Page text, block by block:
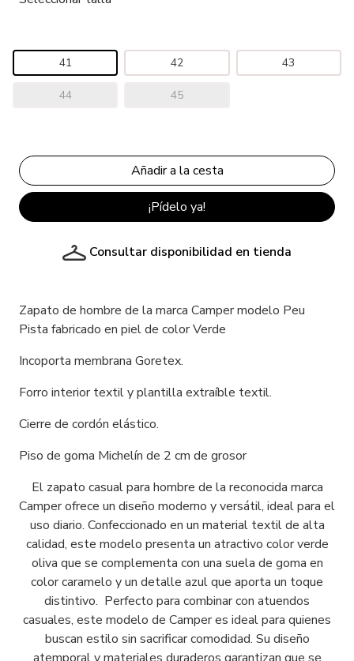
41 42 43
44 45
¡Pídelo ya!
Consultar disponibilidad en tienda
Zapato de hombre de la marca Camper modelo Peu
Pista fabricado en piel de color Verde
Incoporta membrana Goretex.
Forro interior textil y plantilla extraíble textil.
Cierre de cordón elástico.
Piso de goma Michelín de 2 cm de grosor
El zapato casual para hombre de la reconocida marca
Camper ofrece un diseño moderno y versátil, ideal para el
uso diario. Confeccionado en un material textil de alta
calidad, este modelo presenta un atractivo color verde
oliva que se complementa con una suela de goma en
color caramelo y un detalle azul que aporta un toque
distintivo. Perfecto para combinar con atuendos
casuales, este modelo de Camper es ideal para quienes
buscan estilo sin sacrificar comodidad. Su diseño